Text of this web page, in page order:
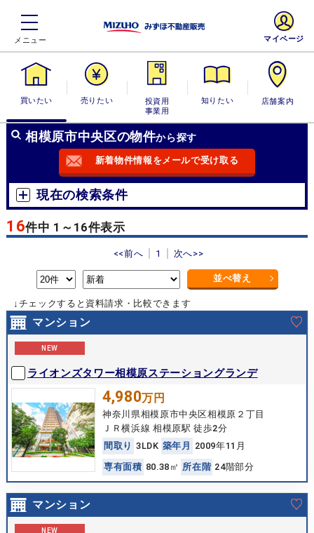
買いたい 売りたい
投資用・事業
用
知りたい 店舗案内
マイページ
相模原市中央区の物件から探す
新着物件情報をメールで受け取る
現在の検索条件
16件中 1～16件表示
<<前へ 1 次へ>>
並べ替え
↓チェックすると資料請求・比較できます
マンション
NEW
ライオンズタワー相模原ステーショングランデ
4,980万円
神奈川県相模原市中央区相模原２丁目
ＪＲ横浜線 相模原駅 徒歩2分
間 取 り 3LDK 築年 月
2009年11月
専有面積 80.38㎡ 所在 階 24階部分
マンション
NEW